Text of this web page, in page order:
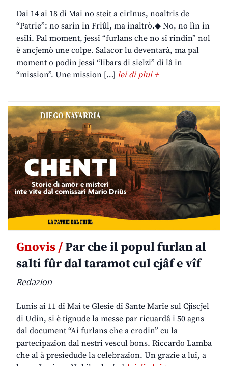
Dai 14 ai 18 di Mai no steit a cirînus, noaltris de
“Patrie”: no sarin in Friûl, ma inaltrò.◆ No, no lìn in
esili. Pal moment, jessi “furlans che no si rindin” nol
è ancjemò une colpe. Salacor lu deventarà, ma pal
moment o podin jessi “libars di sielzi” di lâ in
“mission”. Une mission […] lei di plui +
Gnovis /Par che il popul furlan al
salti fûr dal taramot cul cjâf e vîf
Redazion
Lunis ai 11 di Mai te Glesie di Sante Marie sul Cjiscjel
di Udin, si è tignude la messe par ricuardâ i 50 agns
dal document “Ai furlans che a crodin” cu la
partecipazion dal nestri vescul bons. Riccardo Lamba
che al à presiedude la celebrazion. Un grazie a lui, a